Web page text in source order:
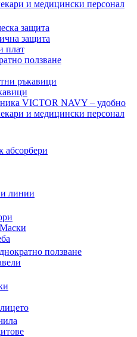
защита
защита
плат
ползване
ръкавици
абсорбери
линии
ползване